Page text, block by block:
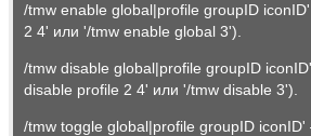
/tmw enable global|profile groupID
2 4' или '/tmw enable global 3').
/tmw disable global|profile groupID
disable profile 2 4' или '/tmw disable 3').
/tmw toggle global|profile groupID